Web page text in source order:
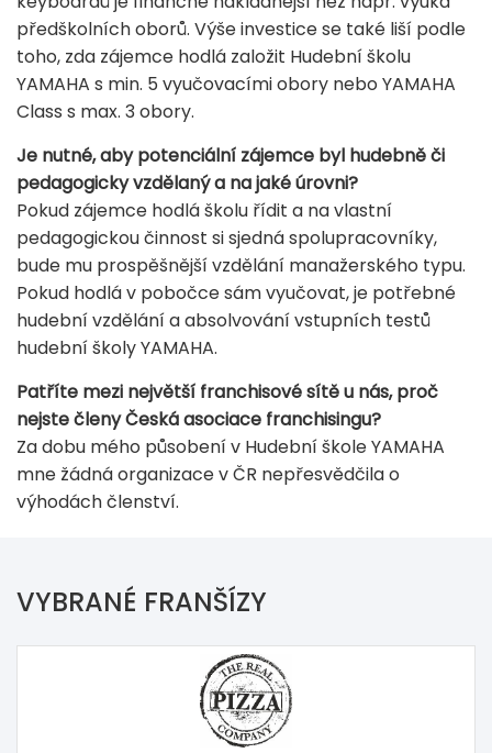
předškolních oborů. Výše investice se také liší podle
toho, zda zájemce hodlá založit Hudební školu
YAMAHA s min. 5 vyučovacími obory nebo YAMAHA
Class s max. 3 obory.
Je nutné, aby potenciální zájemce byl hudebně či
pedagogicky vzdělaný a na jaké úrovni?
Pokud zájemce hodlá školu řídit a na vlastní
pedagogickou činnost si sjedná spolupracovníky,
bude mu prospěšnější vzdělání manažerského typu.
Pokud hodlá v pobočce sám vyučovat, je potřebné
hudební vzdělání a absolvování vstupních testů
hudební školy YAMAHA.
Patříte mezi největší franchisové sítě u nás, proč
nejste členy Česká asociace franchisingu?
Za dobu mého působení v Hudební škole YAMAHA
mne žádná organizace v ČR nepřesvědčila o
výhodách členství.
VYBRANÉ FRANŠÍZY